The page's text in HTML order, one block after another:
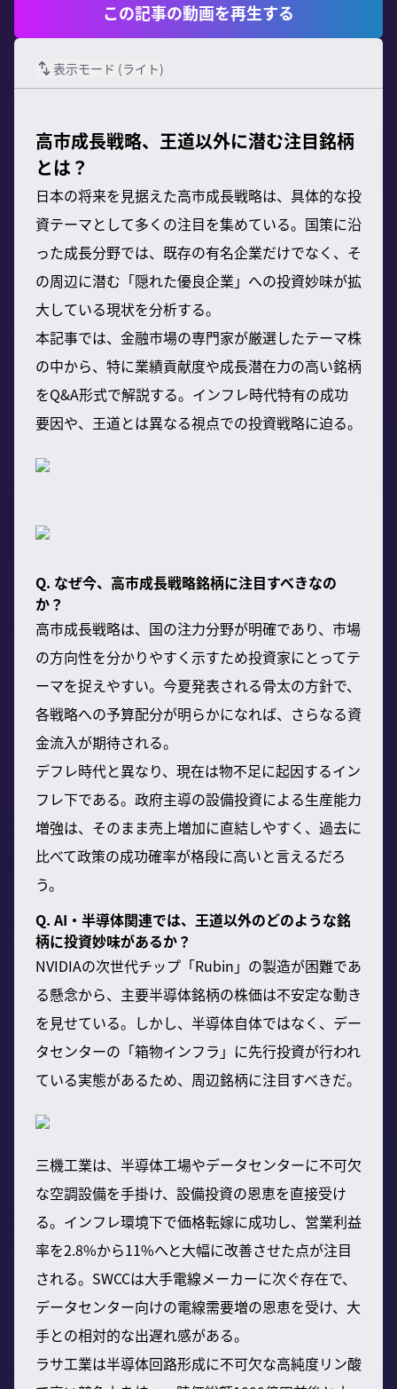
この記事の動画を再生する
表示モード (ライト)
高市成長戦略、王道以外に潜む注目銘柄
とは？
日本の将来を見据えた高市成長戦略は、具体的な投
資テーマとして多くの注目を集めている。国策に沿
った成長分野では、既存の有名企業だけでなく、そ
の周辺に潜む「隠れた優良企業」への投資妙味が拡
大している現状を分析する。
本記事では、金融市場の専門家が厳選したテーマ株
の中から、特に業績貢献度や成長潜在力の高い銘柄
をQ&A形式で解説する。インフレ時代特有の成功
要因や、王道とは異なる視点での投資戦略に迫る。
Q. なぜ今、高市成長戦略銘柄に注目すべきなの
か？
高市成長戦略は、国の注力分野が明確であり、市場
の方向性を分かりやすく示すため投資家にとってテ
ーマを捉えやすい。今夏発表される骨太の方針で、
各戦略への予算配分が明らかになれば、さらなる資
金流入が期待される。
デフレ時代と異なり、現在は物不足に起因するイン
フレ下である。政府主導の設備投資による生産能力
増強は、そのまま売上増加に直結しやすく、過去に
比べて政策の成功確率が格段に高いと言えるだろ
う。
Q. AI・半導体関連では、王道以外のどのような銘
柄に投資妙味があるか？
NVIDIAの次世代チップ「Rubin」の製造が困難であ
る懸念から、主要半導体銘柄の株価は不安定な動き
を見せている。しかし、半導体自体ではなく、デー
タセンターの「箱物インフラ」に先行投資が行われ
ている実態があるため、周辺銘柄に注目すべきだ。
三機工業は、半導体工場やデータセンターに不可欠
な空調設備を手掛け、設備投資の恩恵を直接受け
る。インフレ環境下で価格転嫁に成功し、営業利益
率を2.8%から11%へと大幅に改善させた点が注目
される。SWCCは大手電線メーカーに次ぐ存在で、
データセンター向けの電線需要増の恩恵を受け、大
手との相対的な出遅れ感がある。
ラサ工業は半導体回路形成に不可欠な高純度リン酸